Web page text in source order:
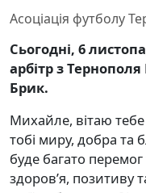
Асоціація футболу
Сьогодні, 6
арбітр з
Брик.
Михайле, вітаю
тобі миру, добра та
буде багато
здоров’я, позитиву